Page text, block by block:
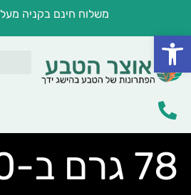
פתח סרגל נגישות
משלוח חינם בקניה מעל 500 ש"ח